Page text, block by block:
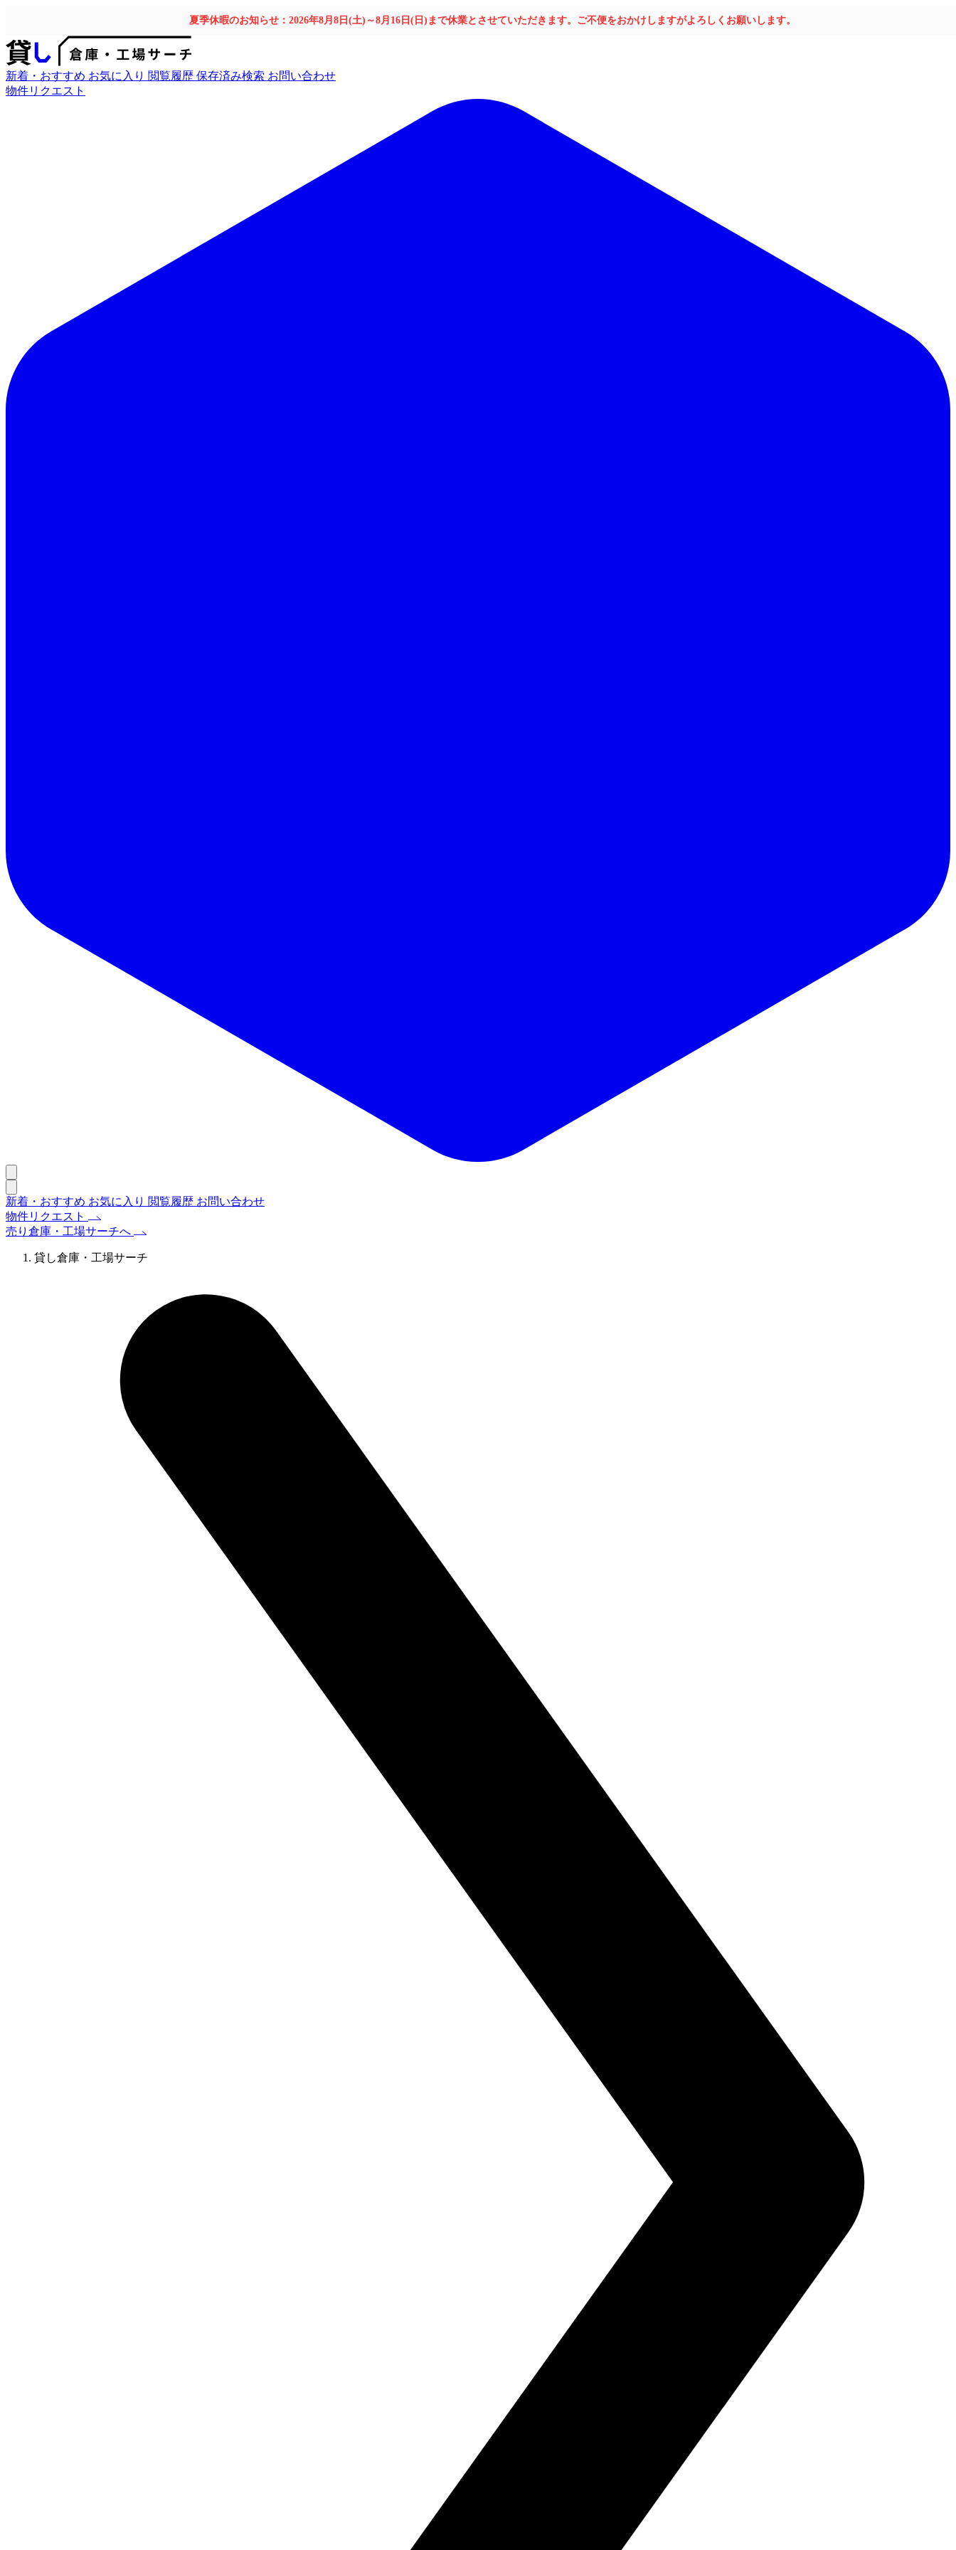
夏季休暇のお知らせ：2026年8月8日(土)～8月16日(日)まで休業とさせていただきます。ご不便をおかけしますがよろしくお願いします。
新着・おすすめ お気に入り 閲覧履歴 保存済み検索 お問い合わせ
物件リクエスト
新着・おすすめ お気に入り 閲覧履歴 お問い合わせ
物件リクエスト
売り倉庫・工場サーチへ
貸し倉庫・工場サーチ